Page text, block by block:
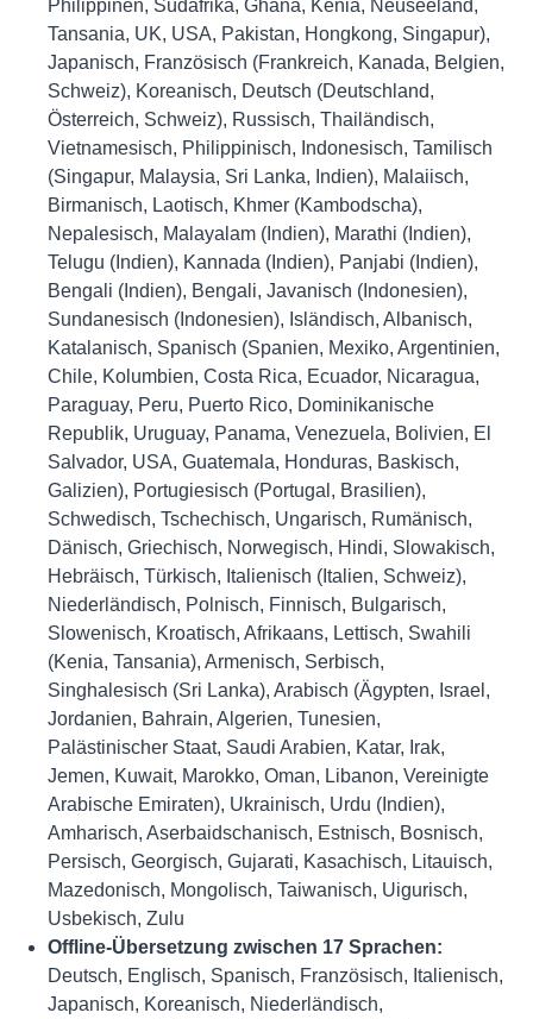
Philippinen, Südafrika, Ghana, Kenia, Neuseeland,
Tansania, UK, USA, Pakistan, Hongkong, Singapur),
Japanisch, Französisch (Frankreich, Kanada, Belgien,
Schweiz), Koreanisch, Deutsch (Deutschland,
Österreich, Schweiz), Russisch, Thailändisch,
Vietnamesisch, Philippinisch, Indonesisch, Tamilisch
(Singapur, Malaysia, Sri Lanka, Indien), Malaiisch,
Birmanisch, Laotisch, Khmer (Kambodscha),
Nepalesisch, Malayalam (Indien), Marathi (Indien),
Telugu (Indien), Kannada (Indien), Panjabi (Indien),
Bengali (Indien), Bengali, Javanisch (Indonesien),
Sundanesisch (Indonesien), Isländisch, Albanisch,
Katalanisch, Spanisch (Spanien, Mexiko, Argentinien,
Chile, Kolumbien, Costa Rica, Ecuador, Nicaragua,
Paraguay, Peru, Puerto Rico, Dominikanische
Republik, Uruguay, Panama, Venezuela, Bolivien, El
Salvador, USA, Guatemala, Honduras, Baskisch,
Galizien), Portugiesisch (Portugal, Brasilien),
Schwedisch, Tschechisch, Ungarisch, Rumänisch,
Dänisch, Griechisch, Norwegisch, Hindi, Slowakisch,
Hebräisch, Türkisch, Italienisch (Italien, Schweiz),
Niederländisch, Polnisch, Finnisch, Bulgarisch,
Slowenisch, Kroatisch, Afrikaans, Lettisch, Swahili
(Kenia, Tansania), Armenisch, Serbisch,
Singhalesisch (Sri Lanka), Arabisch (Ägypten, Israel,
Jordanien, Bahrain, Algerien, Tunesien,
Palästinischer Staat, Saudi Arabien, Katar, Irak,
Jemen, Kuwait, Marokko, Oman, Libanon, Vereinigte
Arabische Emiraten), Ukrainisch, Urdu (Indien),
Amharisch, Aserbaidschanisch, Estnisch, Bosnisch,
Persisch, Georgisch, Gujarati, Kasachisch, Litauisch,
Mazedonisch, Mongolisch, Taiwanisch, Uigurisch,
Usbekisch, Zulu
Offline-Übersetzung zwischen 17 Sprachen:
Deutsch, Englisch, Spanisch, Französisch, Italienisch,
Japanisch, Koreanisch, Niederländisch,